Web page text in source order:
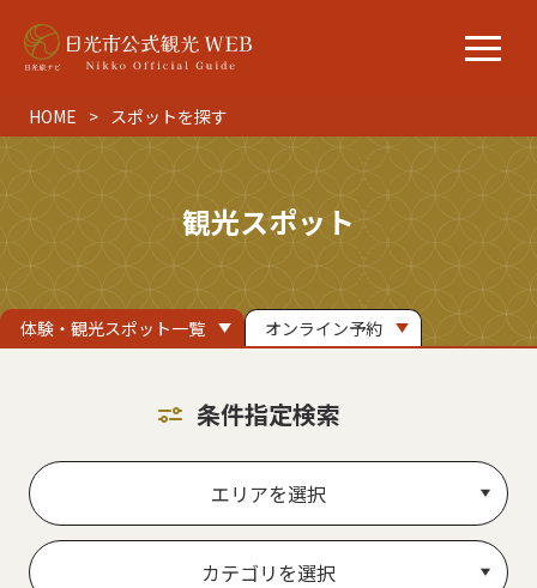
HOME スポットを探す
観光スポット
体験・観光スポット一覧 オンライン予約
条件指定検索
エリアを選択
カテゴリを選択